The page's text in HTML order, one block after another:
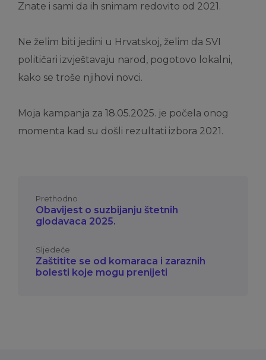
Znate i sami da ih snimam redovito od 2021.
Ne želim biti jedini u Hrvatskoj, želim da SVI
političari izvještavaju narod, pogotovo lokalni,
kako se troše njihovi novci.
Moja kampanja za 18.05.2025. je počela onog
momenta kad su došli rezultati izbora 2021.
Prethodno
Obavijest o suzbijanju štetnih
glodavaca 2025.
Sljedeće
Zaštitite se od komaraca i zaraznih
bolesti koje mogu prenijeti